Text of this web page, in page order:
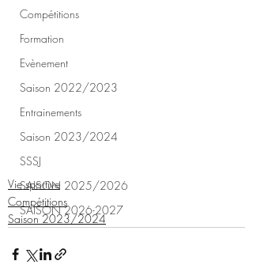
Compétitions
Formation
Evènement
Saison 2022/2023
Entrainements
Saison 2023/2024
SSSJ
SAISON 2025/2026
SAISON 2026-2027
Vie sportive
Compétitions
Saison 2023/2024